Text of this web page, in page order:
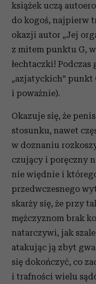
książek uczą
do kogoś, najpierw
okazji autor „Jej
z mitem punktu G,
łechtaczki!
„azjatyckich”
i poważnie).
Okazuje się, że
stosunku, nawet
w doznaniu
czujący i poręczny
nie więdnie i
przedwczesnego
skarży się, że przy
mężczyznom brak
natarczywi, jak
atakując ją zbyt
się dokończyć, co
i trafności wielu